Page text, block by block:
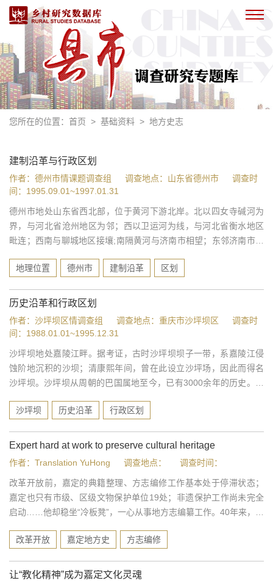
您所在的位置： 首页 > 基础资料 > 地方史志
建制沿革与行政区划
作者：德州市情课题调查组 调查地点：山东省德州市
调查时
间：1995.09.01~1997.01.31
德州市地处山东省西北部，位于黄河下游北岸。北以四女寺碱河为
界，与河北省沧州地区为邻；西以卫运河为线，与河北省衡水地区
毗连；西南与聊城地区接壤;南隔黄河与济南市相望；东邻济南市的
积10356万平方公里，占山东省总面积的8.33%。德州历史悠久，发
地理位置 德州市 建制沿革 区划
历史沿革和行政区划
作者：沙坪坝区情调查组 调查地点：重庆市沙坪坝区
调查时
间：1988.01.01~1995.12.31
沙坪坝地处嘉陵江畔。据考证，古时沙坪坝坝子一带，系嘉陵江侵
蚀阶地沉积的沙坝；清康熙年间，曾在此设立沙坪场，因此而得名
沙坪坝。沙坪坝从周朝的巴国属地至今，已有3000余年的历史。沙
沙坪坝
历史沿革 行政区划
Expert hard at work to preserve cultural heritage
作者：Translation YuHong 调查地点： 调查时间：
改革开放前，嘉定的典籍整理、方志编修工作基本处于停滞状态；
嘉定也只有市级、区级文物保护单位19处；非遗保护工作尚未完全
启动……他却稳坐“冷板凳”，一心从事地方志编纂工作。40年来，他
庙、秋霞圃，人物如归有光、李流芳、钱大昕；他的声音出现在嘉
改革开放 嘉定地方史 方志编修
让“教化精神”成为嘉定文化灵魂